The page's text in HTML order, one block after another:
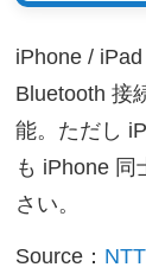
iPhone /
Bluetooth 接
能。ただし
も iPhone 同
さい。
Source：